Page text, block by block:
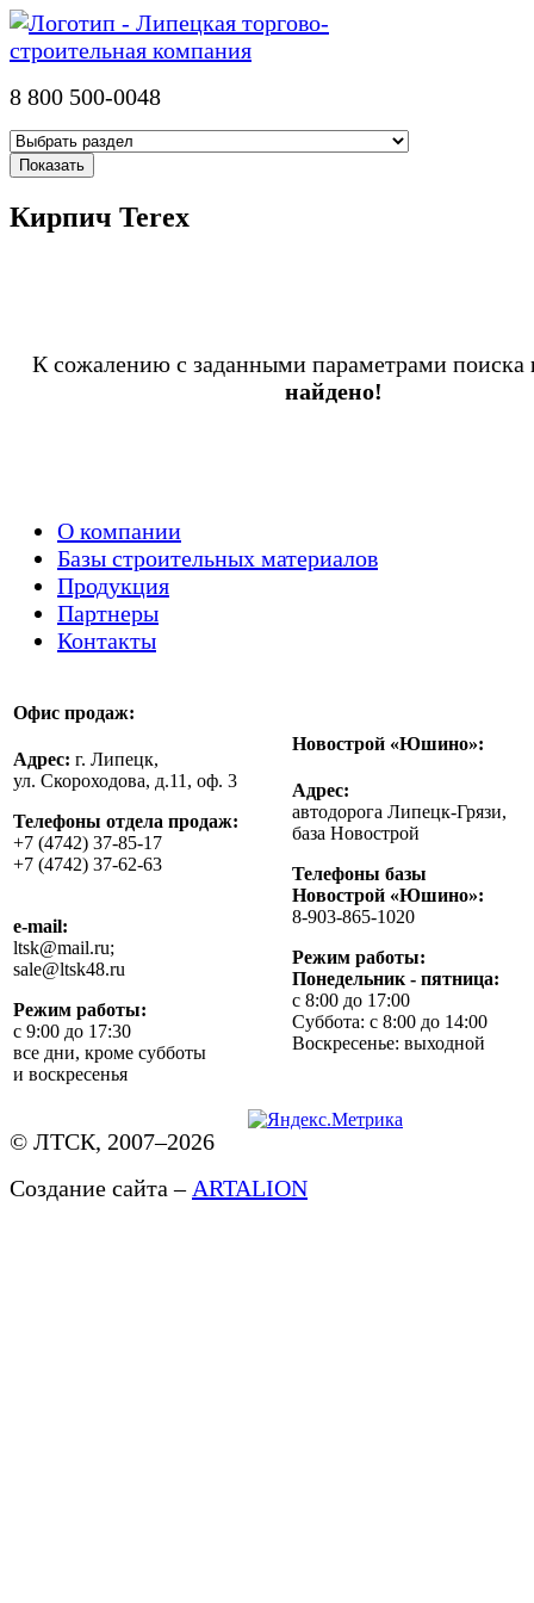
8 800 500-0048
Кирпич Terex
К сожалению с заданными параметрами поиска
найдено!
О компании
Базы строительных материалов
Продукция
Партнеры
Контакты
Офис продаж:
Адрес: г. Липецк,
ул. Скороходова, д.11, оф. 3
Телефоны отдела продаж:
+7 (4742) 37-85-17
+7 (4742) 37-62-63
e-mail:
ltsk@mail.ru;
sale@ltsk48.ru
Режим работы:
с 9:00 до 17:30
все дни, кроме субботы
и воскресенья
Новострой «Юшино»:
Адрес:
автодорога Липецк-Грязи,
база Новострой
Телефоны базы
Новострой «Юшино»:
8-903-865-1020
Режим работы:
Понедельник - пятница:
с 8:00 до 17:00
Суббота: с 8:00 до 14:00
Воскресенье: выходной
© ЛТСК, 2007–2026
Создание сайта – ARTALION